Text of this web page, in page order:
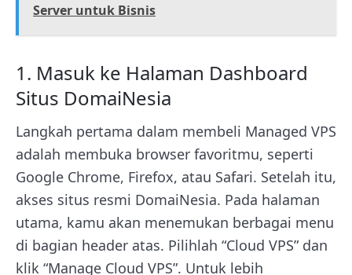
Server untuk Bisnis
1. Masuk ke Halaman Dashboard
Situs DomaiNesia
Langkah pertama dalam membeli Managed VPS
adalah membuka browser favoritmu, seperti
Google Chrome, Firefox, atau Safari. Setelah itu,
akses situs resmi DomaiNesia. Pada halaman
utama, kamu akan menemukan berbagai menu
di bagian header atas. Pilihlah “Cloud VPS” dan
klik “Manage Cloud VPS”. Untuk lebih